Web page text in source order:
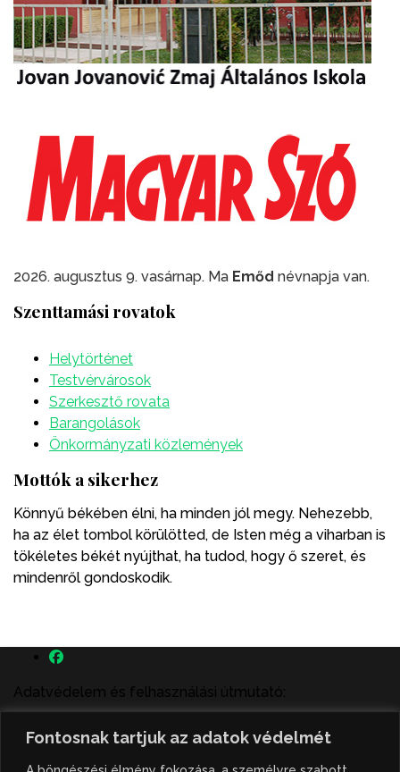
Fontosnak tartjuk az adatok védelmét
2026. augusztus 9. vasárnap. Ma Emőd névnapja van.
Szenttamási rovatok
Helytörténet
Testvérvárosok
Szerkesztő rovata
Barangolások
Önkormányzati közlemények
Mottók a sikerhez
Könnyű békében élni, ha minden jól megy. Nehezebb,
ha az élet tombol körülötted, de Isten még a viharban is
tökéletes békét nyújthat, ha tudod, hogy ő szeret, és
mindenről gondoskodik.
Adatvédelem és felhasználási útmutató:
A szenttamás.rs magyar nyelvű internetes hírportálon
megjelenő szerzői írások, a híranyag és minden egyéb